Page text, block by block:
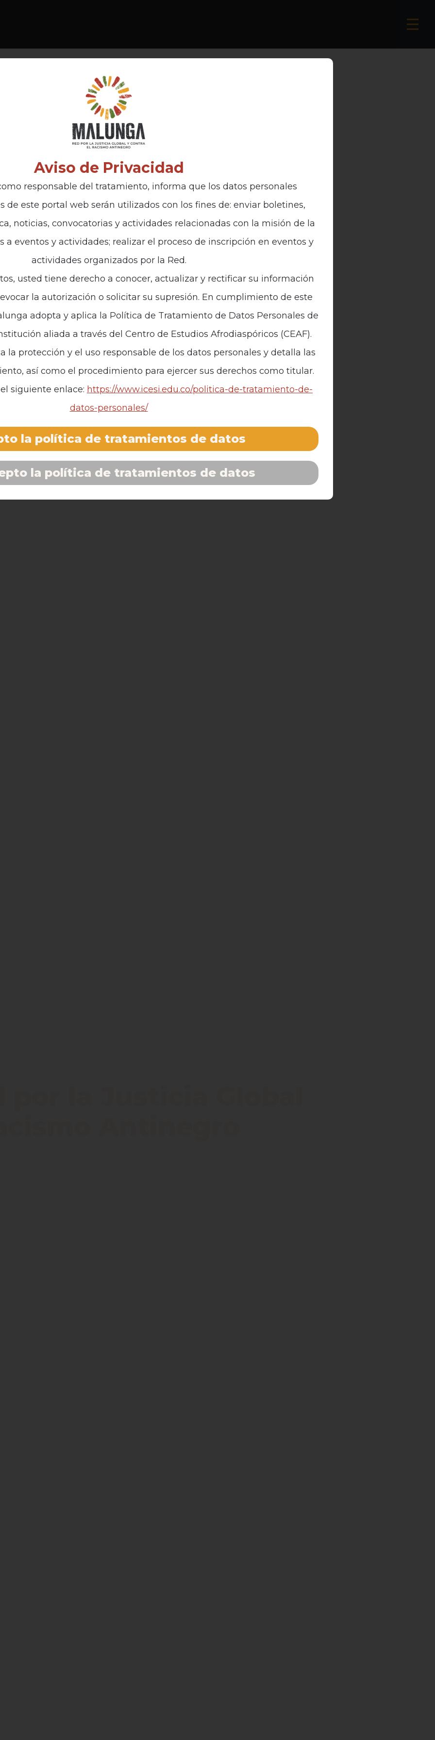
Aviso de Privacidad
responsable del tratamiento, informa que los datos personales
de este portal web serán utilizados con los fines de: enviar boletines,
noticias, convocatorias y actividades relacionadas con la misión de la
a eventos y actividades; realizar el proceso de inscripción en eventos y
actividades organizados por la Red.
usted tiene derecho a conocer, actualizar y rectificar su información
la autorización o solicitar su supresión. En cumplimiento de este
adopta y aplica la Política de Tratamiento de Datos Personales de
aliada a través del Centro de Estudios Afrodiaspóricos (CEAF).
la protección y el uso responsable de los datos personales y detalla las
así como el procedimiento para ejercer sus derechos como titular.
siguiente enlace: https://www.icesi.edu.co/politica-de-tratamiento-de-
datos-personales/
la política de tratamientos de datos
la política de tratamientos de datos